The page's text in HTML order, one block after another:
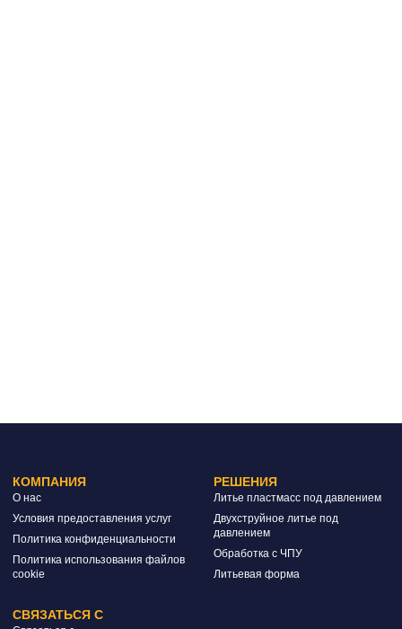
КОМПАНИЯ
О нас
Условия предоставления услуг
Политика конфиденциальности
Политика использования файлов
cookie
РЕШЕНИЯ
Литье пластмасс под давлением
Двухструйное литье под
давлением
Обработка с ЧПУ
Литьевая форма
СВЯЗАТЬСЯ С